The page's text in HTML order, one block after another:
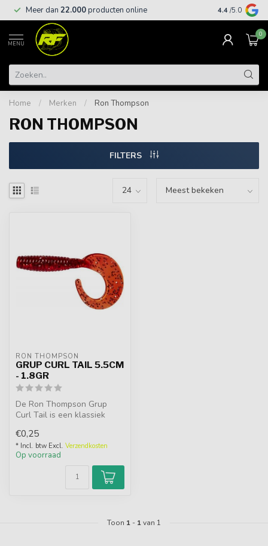
Meer dan 22.000producten online Gratis
4.4 /5.0
MENU
0
Home / Merken / Ron Thompson
RON THOMPSON
FILTERS
RON THOMPSON
GRUP CURL TAIL 5.5CM
- 1.8GR
De Ron Thompson Grup
Curl Tail is een klassiek
aanpas...
€0,25
* Incl. btw Excl. Verzendkosten
Op voorraad
Toon 1 - 1van 1